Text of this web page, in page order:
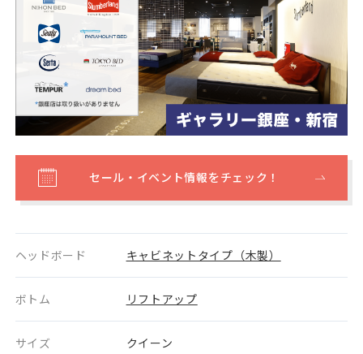
セール・イベント情報をチェック！
ヘッドボード キャビネットタイプ（木製）
ボトム リフトアップ
サイズ クイーン